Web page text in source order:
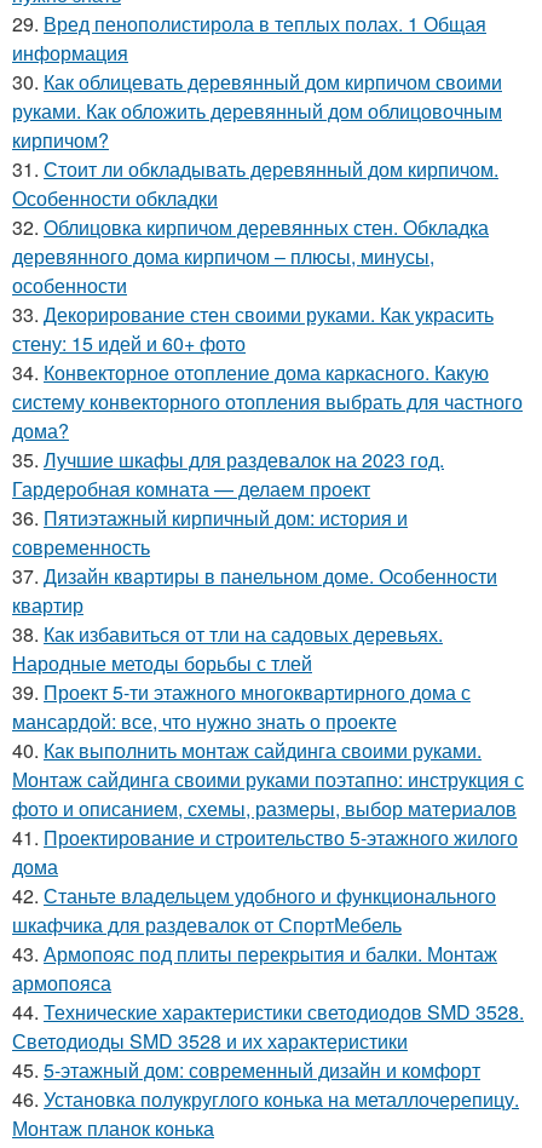
29. Вред пенополистирола в теплых полах. 1 Общая
информация
30. Как облицевать деревянный дом кирпичом своими
руками. Как обложить деревянный дом облицовочным
кирпичом?
31. Стоит ли обкладывать деревянный дом кирпичом.
Особенности обкладки
32. Облицовка кирпичом деревянных стен. Обкладка
деревянного дома кирпичом – плюсы, минусы,
особенности
33. Декорирование стен своими руками. Как украсить
стену: 15 идей и 60+ фото
34. Конвекторное отопление дома каркасного. Какую
систему конвекторного отопления выбрать для частного
дома?
35. Лучшие шкафы для раздевалок на 2023 год.
Гардеробная комната — делаем проект
36. Пятиэтажный кирпичный дом: история и
современность
37. Дизайн квартиры в панельном доме. Особенности
квартир
38. Как избавиться от тли на садовых деревьях.
Народные методы борьбы с тлей
39. Проект 5-ти этажного многоквартирного дома с
мансардой: все, что нужно знать о проекте
40. Как выполнить монтаж сайдинга своими руками.
Монтаж сайдинга своими руками поэтапно: инструкция с
фото и описанием, схемы, размеры, выбор материалов
41. Проектирование и строительство 5-этажного жилого
дома
42. Станьте владельцем удобного и функционального
шкафчика для раздевалок от СпортМебель
43. Армопояс под плиты перекрытия и балки. Монтаж
армопояса
44. Технические характеристики светодиодов SMD 3528.
Светодиоды SMD 3528 и их характеристики
45. 5-этажный дом: современный дизайн и комфорт
46. Установка полукруглого конька на металлочерепицу.
Монтаж планок конька